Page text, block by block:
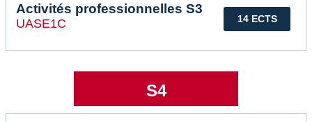
14 ECTS
Activités professionnelles S3
UASE1C
S4